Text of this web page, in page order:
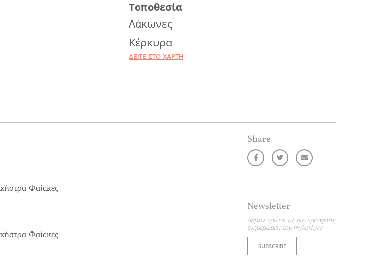
Τοποθεσία
Λάκωνες
Κέρκυρα
ΔΕΊΤΕ ΣΤΟ ΧΆΡΤΗ
Φαίακες
Φαίακες
Share
Newsletter
Λάβετε πρώτοι τις πιο πρόσφατες
ενημερώσεις του mykerkyra.
SUBSCRIBE